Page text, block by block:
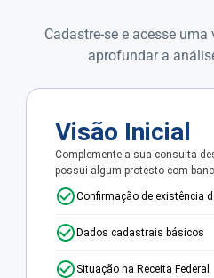
Cadastre-se e acesse
aprofundar a
Visão Inicial
Complemente a sua consulta
possui algum protesto com
Confirmação de existência
Dados cadastrais básicos
Situação na Receita Federal